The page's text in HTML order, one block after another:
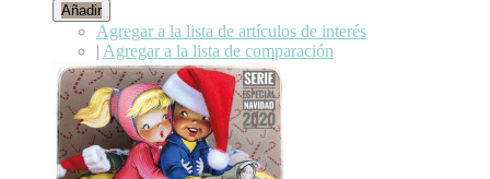
Añadir
Agregar a la lista de artículos de interés
| Agregar a la lista de comparación